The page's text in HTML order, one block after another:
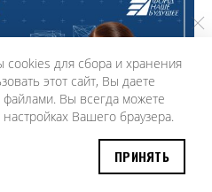
cookies для сбора и хранения
этот сайт, Вы даете
файлами. Вы всегда можете
Вашего браузера.
ПРИНЯТЬ